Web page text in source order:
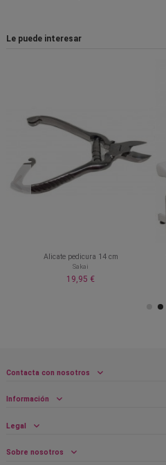
Le puede interesar
Alicate pedicura 14 cm
Sakai
19,95 €
Contacta con nosotros
Información
Legal
Sobre nosotros